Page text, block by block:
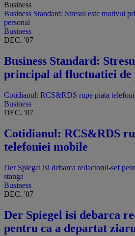
Business
Business Standard: Stresul este motivul
personal
Business
DEC. '07
Business Standard:
principal al fluctuatiei de
Cotidianul: RCS&RDS rupe piata
Business
DEC. '07
Cotidianul: RCS&RDS
telefoniei mobile
Der Spiegel isi debarca redactorul-sef
stanga
Business
DEC. '07
Der Spiegel isi debarca
pentru ca a departat